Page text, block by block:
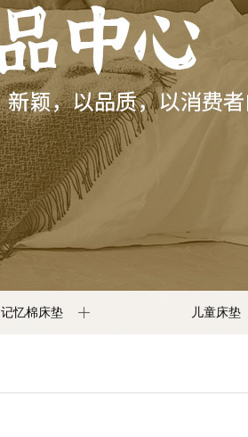
记忆棉床垫 儿童床垫